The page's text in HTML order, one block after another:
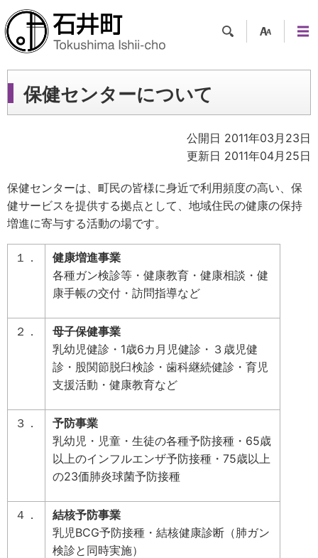
ツー
ュー
保健センターについて
公開日 2011年03月23日
更新日 2011年04月25日
保健センターは、町民の皆様に身近で利用頻度の高い、保
健サービスを提供する拠点として、地域住民の健康の保持
増進に寄与する活動の場です。
１．
健康増進事業
各種ガン検診等・健康教育・健康相談・健
康手帳の交付・訪問指導など
２．
母子保健事業
乳幼児健診・1歳6カ月児健診・３歳児健
診・股関節脱臼検診・歯科継続健診・育児
支援活動・健康教育など
３．
予防事業
乳幼児・児童・生徒の各種予防接種・65歳
以上のインフルエンザ予防接種・75歳以上
の23価肺炎球菌予防接種
４．
結核予防事業
乳児BCG予防接種・結核健康診断（肺ガン
検診と同時実施）